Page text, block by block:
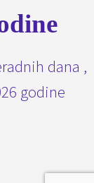
dana ,
godine